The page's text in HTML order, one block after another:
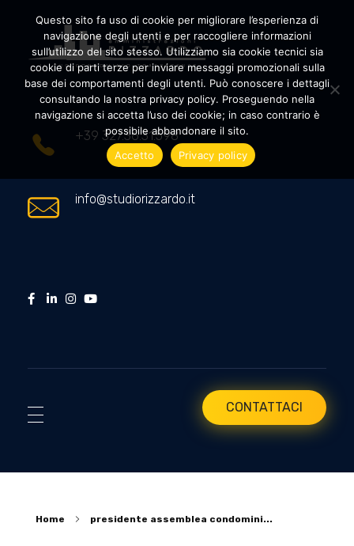
Amministrazioni Rizzardo
+39 327.36.31.598
info@studiorizzardo.it
CONTATTACI
Home presidente assemblea condomini...
Questo sito fa uso di cookie per migliorare l’esperienza di
navigazione degli utenti e per raccogliere informazioni
sull’utilizzo del sito stesso. Utilizziamo sia cookie tecnici sia
cookie di parti terze per inviare messaggi promozionali sulla
base dei comportamenti degli utenti. Può conoscere i dettagli
consultando la nostra privacy policy. Proseguendo nella
navigazione si accetta l’uso dei cookie; in caso contrario è
possibile abbandonare il sito.
Accetto
Privacy policy